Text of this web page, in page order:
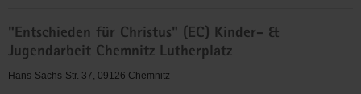
für
Christus"
(EC)
"Entschieden für Christus" (EC) Kinder- &
Jugendarbeit Chemnitz Lutherplatz
Hans-Sachs-Str. 37, 09126 Chemnitz